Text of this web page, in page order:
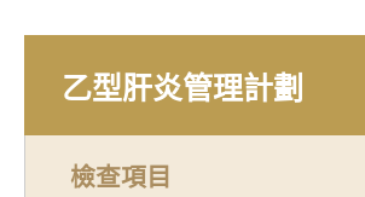
乙型肝炎管理計劃
檢查項目